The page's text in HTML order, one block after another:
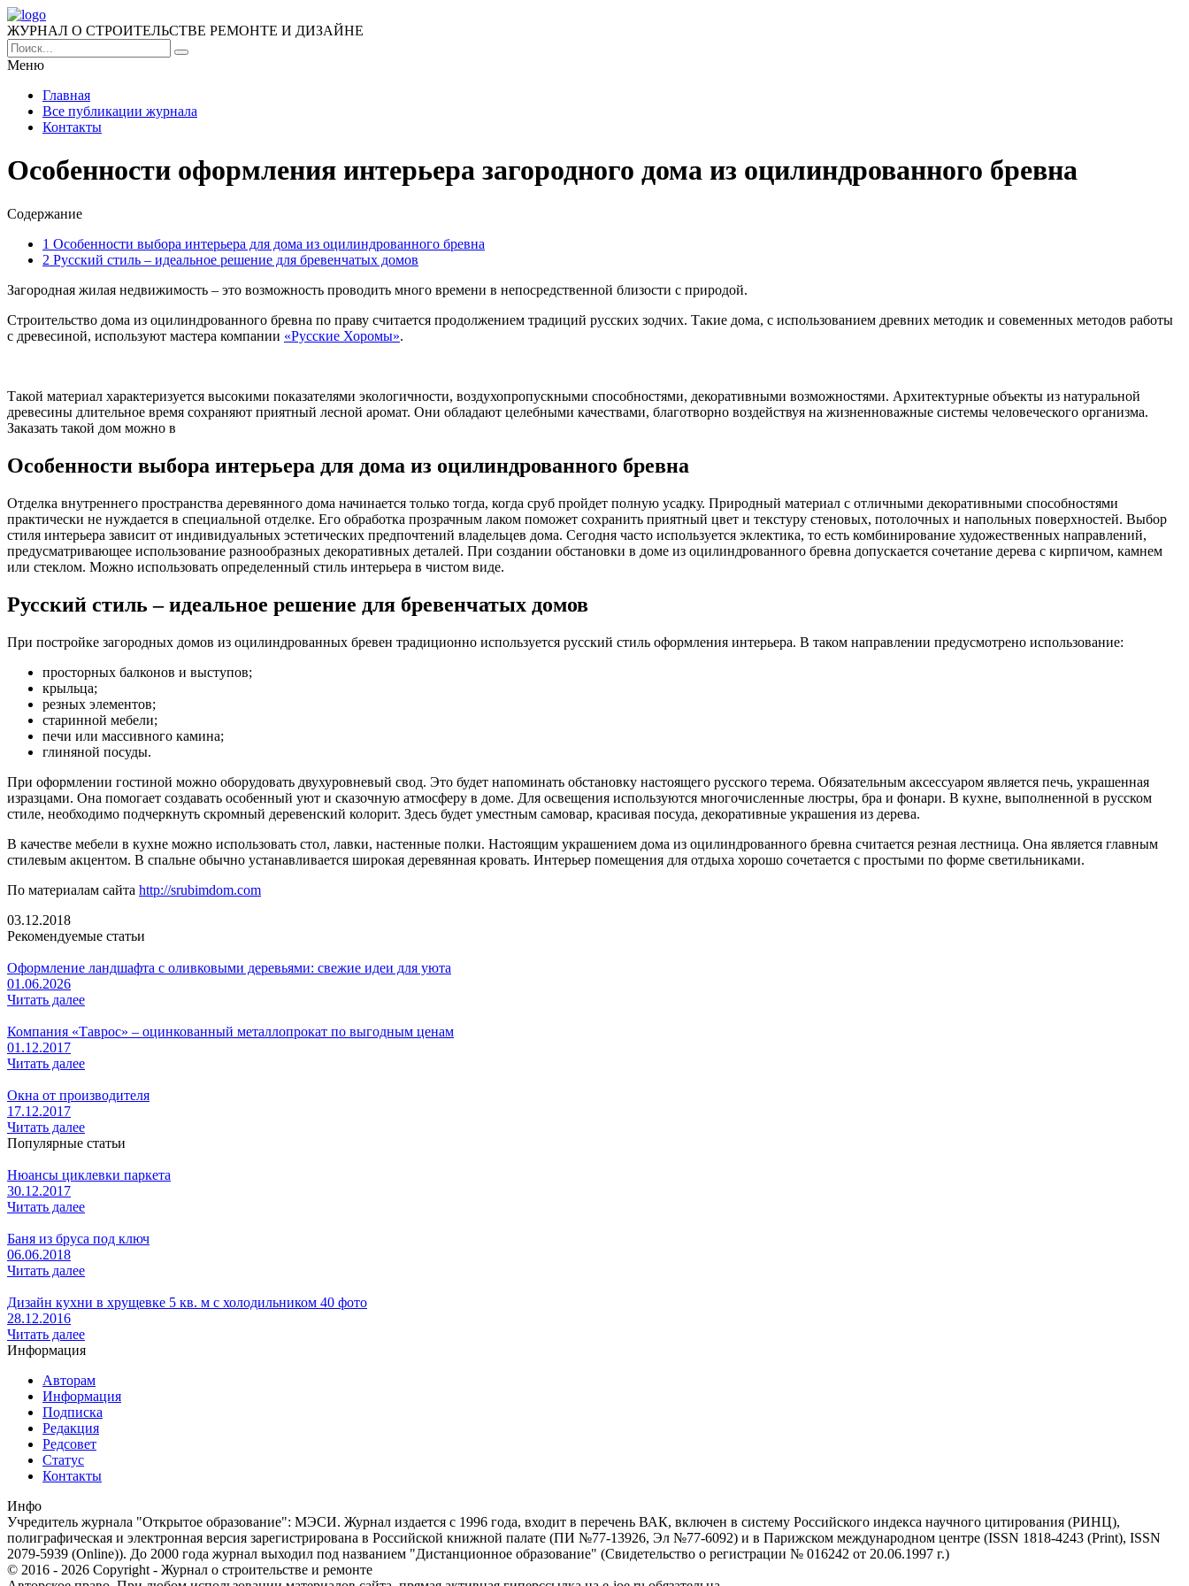
ЖУРНАЛ О СТРОИТЕЛЬСТВЕ РЕМОНТЕ И ДИЗАЙНЕ
Меню
Главная
Все публикации журнала
Контакты
Особенности оформления интерьера загородного дома из оцилиндрованного бревна
Содержание
1 Особенности выбора интерьера для дома из оцилиндрованного бревна
2 Русский стиль – идеальное решение для бревенчатых домов
Загородная жилая недвижимость – это возможность проводить много времени в непосредственной близости с природой.
Строительство дома из оцилиндрованного бревна по праву считается продолжением традиций русских зодчих. Такие дома, с использованием древних методик и совеменных методов работы
с древесиной, используют мастера компании «Русские Хоромы».
Такой материал характеризуется высокими показателями экологичности, воздухопропускными способностями, декоративными возможностями. Архитектурные объекты из натуральной
древесины длительное время сохраняют приятный лесной аромат. Они обладают целебными качествами, благотворно воздействуя на жизненноважные системы человеческого организма.
Заказать такой дом можно в
Особенности выбора интерьера для дома из оцилиндрованного бревна
Отделка внутреннего пространства деревянного дома начинается только тогда, когда сруб пройдет полную усадку. Природный материал с отличными декоративными способностями
практически не нуждается в специальной отделке. Его обработка прозрачным лаком поможет сохранить приятный цвет и текстуру стеновых, потолочных и напольных поверхностей. Выбор
стиля интерьера зависит от индивидуальных эстетических предпочтений владельцев дома. Сегодня часто используется эклектика, то есть комбинирование художественных направлений,
предусматривающее использование разнообразных декоративных деталей. При создании обстановки в доме из оцилиндрованного бревна допускается сочетание дерева с кирпичом, камнем
или стеклом. Можно использовать определенный стиль интерьера в чистом виде.
Русский стиль – идеальное решение для бревенчатых домов
При постройке загородных домов из оцилиндрованных бревен традиционно используется русский стиль оформления интерьера. В таком направлении предусмотрено использование:
просторных балконов и выступов;
крыльца;
резных элементов;
старинной мебели;
печи или массивного камина;
глиняной посуды.
При оформлении гостиной можно оборудовать двухуровневый свод. Это будет напоминать обстановку настоящего русского терема. Обязательным аксессуаром является печь, украшенная
изразцами. Она помогает создавать особенный уют и сказочную атмосферу в доме. Для освещения используются многочисленные люстры, бра и фонари. В кухне, выполненной в русском
стиле, необходимо подчеркнуть скромный деревенский колорит. Здесь будет уместным самовар, красивая посуда, декоративные украшения из дерева.
В качестве мебели в кухне можно использовать стол, лавки, настенные полки. Настоящим украшением дома из оцилиндрованного бревна считается резная лестница. Она является главным
стилевым акцентом. В спальне обычно устанавливается широкая деревянная кровать. Интерьер помещения для отдыха хорошо сочетается с простыми по форме светильниками.
По материалам сайта http://srubimdom.com
03.12.2018
Рекомендуемые статьи
Оформление ландшафта с оливковыми деревьями: свежие идеи для уюта
01.06.2026
Читать далее
Компания «Таврос» – оцинкованный металлопрокат по выгодным ценам
01.12.2017
Читать далее
Окна от производителя
17.12.2017
Читать далее
Популярные статьи
Нюансы циклевки паркета
30.12.2017
Читать далее
Баня из бруса под ключ
06.06.2018
Читать далее
Дизайн кухни в хрущевке 5 кв. м с холодильником 40 фото
28.12.2016
Читать далее
Информация
Авторам
Информация
Подписка
Редакция
Редсовет
Статус
Контакты
Инфо
Учредитель журнала "Открытое образование": МЭСИ. Журнал издается с 1996 года, входит в перечень ВАК, включен в систему Российского индекса научного цитирования (РИНЦ),
полиграфическая и электронная версия зарегистрирована в Российской книжной палате (ПИ №77-13926, Эл №77-6092) и в Парижском международном центре (ISSN 1818-4243 (Print), ISSN
2079-5939 (Online)). До 2000 года журнал выходил под названием "Дистанционное образование" (Свидетельство о регистрации № 016242 от 20.06.1997 г.)
© 2016 - 2026 Copyright - Журнал о строительстве и ремонте